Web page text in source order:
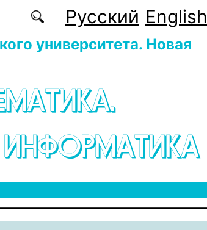
Русский English
университета. Новая